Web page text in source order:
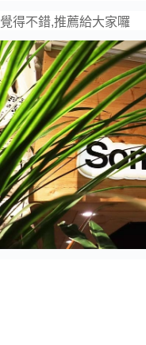
覺得不錯,推薦給大家囉